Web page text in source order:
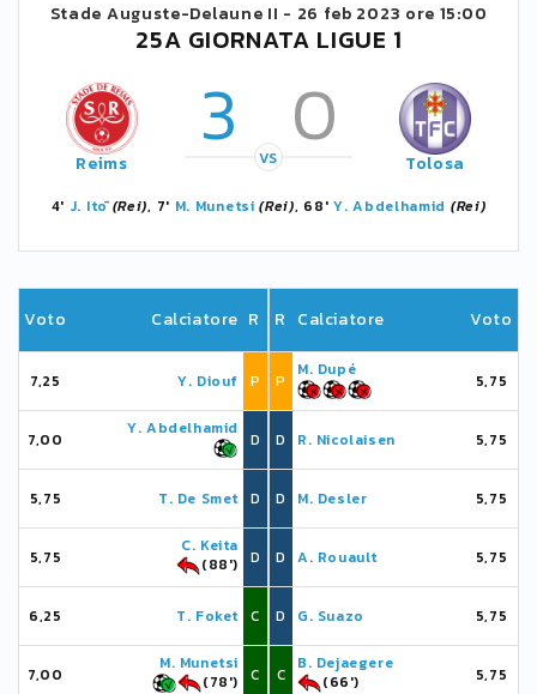
Stade Auguste-Delaune II - 26 feb 2023 ore 15:00
25A GIORNATA LIGUE 1
Reims 3 0
VS Tolosa
4' J. Itō (Rei), 7' M. Munetsi (Rei), 68'Y. Abdelhamid (Rei)
Voto Calciatore R
7,25 Y. Diouf P
7,00
Y. Abdelhamid
D
5,75 T. De Smet D
5,75
C. Keita
(88')
D
6,25 T. Foket C
7,00
M. Munetsi
(78')
C
R Calciatore Voto
P
M. Dupé
5,75
D R. Nicolaisen 5,75
D M. Desler 5,75
D A. Rouault 5,75
D G. Suazo 5,75
C
B. Dejaegere
(66')
5,75